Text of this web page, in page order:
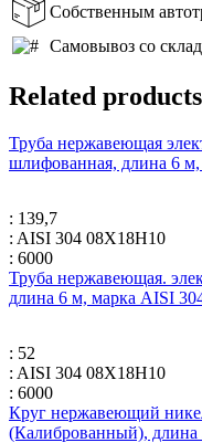
Собственным
Самовывоз со
Related products
Труба нержавеющая
шлифованная, длина 6
: 139,7
: AISI 304 08Х18Н10
: 6000
Труба нержавеющая.
длина 6 м, марка AISI
: 52
: AISI 304 08Х18Н10
: 6000
Круг нержавеющий
(Калиброванный),